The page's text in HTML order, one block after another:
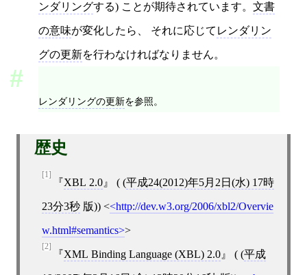
ンダリングする) ことが期待されています。 文書
の意味が変化したら、 それに応じて レンダリン
グの更新を行わなければなりません。
レンダリングの更新を参照。
歴史
[1]
XBL 2.0 ( (平成24(2012)年5月2日(水) 17時
23分3秒版)) < http://dev.w3.org/2006/xbl2/Overvie
w.html#semantics >
[2]
XML Binding Language (XBL) 2.0 ( (平成